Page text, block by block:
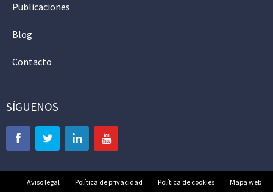
Publicaciones
Blog
Contacto
SÍGUENOS
Aviso legal Política de privacidad Política de cookies Mapa web